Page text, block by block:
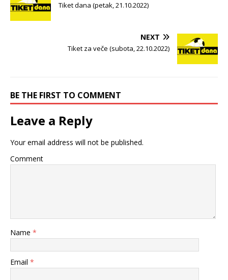
Tiket dana (petak, 21.10.2022)
NEXT
Tiket za veče (subota, 22.10.2022)
BE THE FIRST TO COMMENT
Leave a Reply
Your email address will not be published.
Comment
Name *
Email *